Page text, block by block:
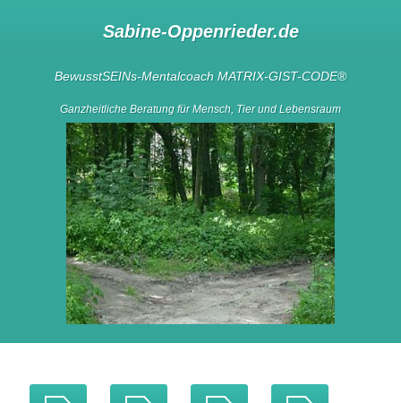
Sabine-Oppenrieder.de
BewusstSEINs-Mentalcoach MATRIX-GIST-CODE®
Ganzheitliche Beratung für Mensch, Tier und Lebensraum